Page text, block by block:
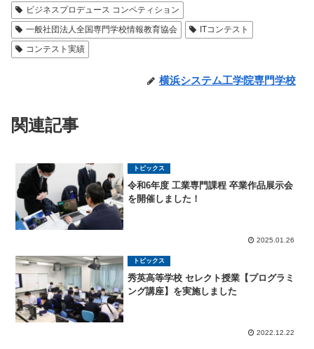
ビジネスプロデュース コンペティション
一般社団法人全国専門学校情報教育協会
ITコンテスト
コンテスト実績
横浜システム工学院専門学校
関連記事
トピックス
令和6年度 工業専門課程 卒業作品展示会
を開催しました！
2025.01.26
トピックス
秀英高等学校 セレクト授業【プログラミ
ング講座】を実施しました
2022.12.22